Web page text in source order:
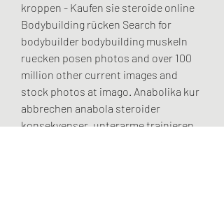
kroppen - Kaufen sie steroide online
Bodybuilding rücken Search for
bodybuilder bodybuilding muskeln
ruecken posen photos and over 100
million other current images and
stock photos at imago. Anabolika kur
abbrechen anabola steroider
konsekvenser, unterarme trainieren